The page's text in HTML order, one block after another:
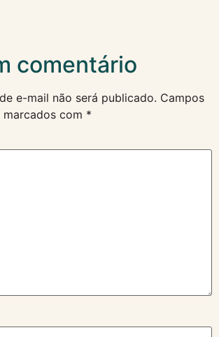
comentário
e-mail não será publicado. Campos
com *